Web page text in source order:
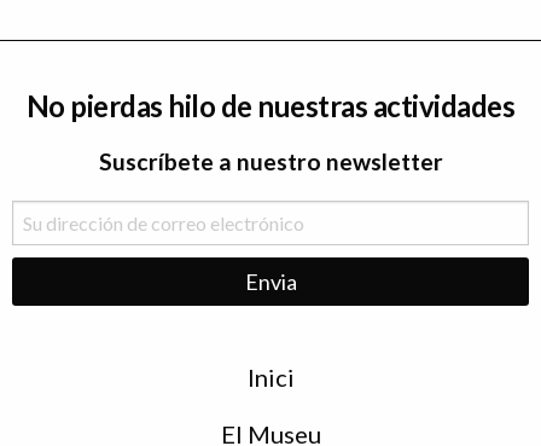
No pierdas hilo de nuestras actividades
Suscríbete a nuestro newsletter
Inici
El Museu